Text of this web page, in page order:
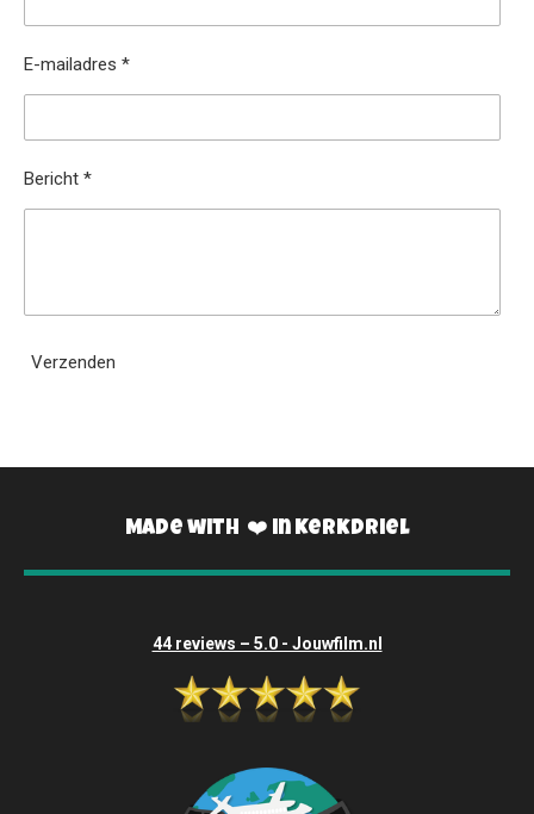
E-mailadres *
Bericht *
Verzenden
Made with ❤️ in Kerkdriel
44 reviews – 5.0 - Jouwfilm.nl